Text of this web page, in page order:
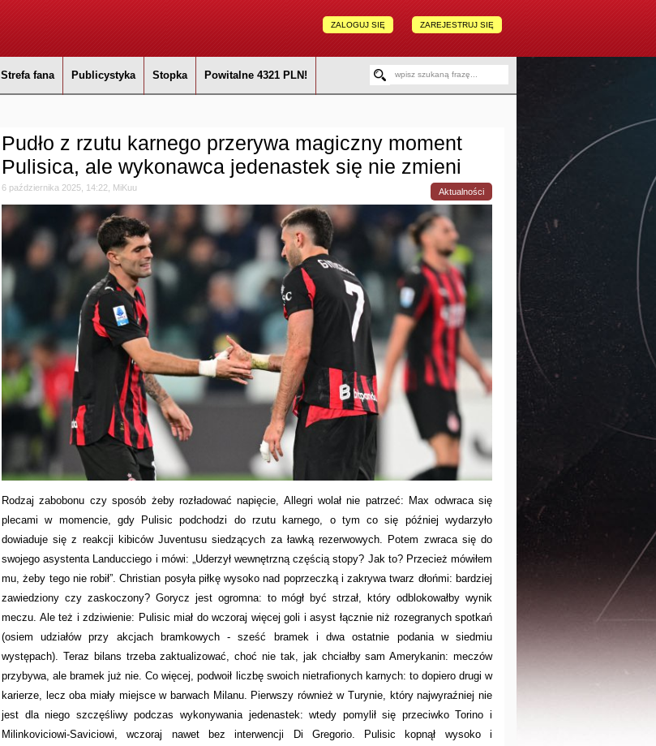
ZAREJESTRUJ SIĘ
ZALOGUJ SIĘ
Strefa fana Publicystyka Stopka Powitalne 4321 PLN!
Pudło z rzutu karnego przerywa magiczny moment
Pulisica, ale wykonawca jedenastek się nie zmieni
6 października 2025, 14:22, MiKuu Aktualności
Rodzaj zabobonu czy sposób żeby rozładować napięcie, Allegri wolał nie patrzeć: Max odwraca się
plecami w momencie, gdy Pulisic podchodzi do rzutu karnego, o tym co się później wydarzyło
dowiaduje się z reakcji kibiców Juventusu siedzących za ławką rezerwowych. Potem zwraca się do
swojego asystenta Landucciego i mówi: „Uderzył wewnętrzną częścią stopy? Jak to? Przecież mówiłem
mu, żeby tego nie robił”. Christian posyła piłkę wysoko nad poprzeczką i zakrywa twarz dłońmi: bardziej
zawiedziony czy zaskoczony? Gorycz jest ogromna: to mógł być strzał, który odblokowałby wynik
meczu. Ale też i zdziwienie: Pulisic miał do wczoraj więcej goli i asyst łącznie niż rozegranych spotkań
(osiem udziałów przy akcjach bramkowych - sześć bramek i dwa ostatnie podania w siedmiu
występach). Teraz bilans trzeba zaktualizować, choć nie tak, jak chciałby sam Amerykanin: meczów
przybywa, ale bramek już nie. Co więcej, podwoił liczbę swoich nietrafionych karnych: to dopiero drugi w
karierze, lecz oba miały miejsce w barwach Milanu. Pierwszy również w Turynie, który najwyraźniej nie
jest dla niego szczęśliwy podczas wykonywania jedenastek: wtedy pomylił się przeciwko Torino i
Milinkoviciowi-Saviciowi, wczoraj nawet bez interwencji Di Gregorio. Pulisic kopnął wysoko i